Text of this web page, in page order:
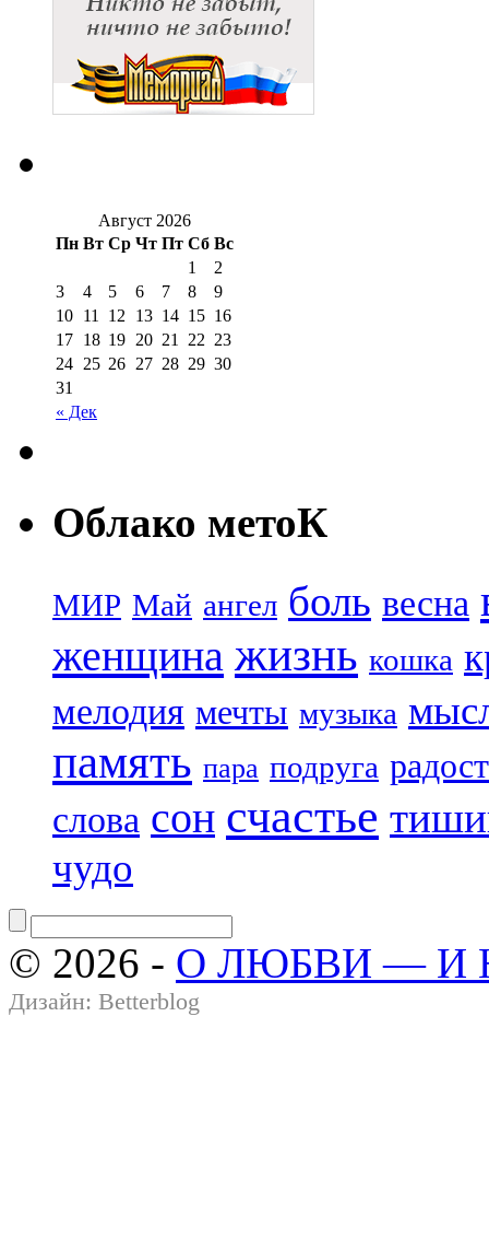
Август 2026
Пн Вт Ср Чт Пт Сб Вс
« Дек
1
2
3
4 5 6 7 8
9
10 11 12 13 14 15 16
17 18 19 20 21 22 23
24 25 26 27 28 29 30
31
Облако метоК
МИР Май ангел боль весна
женщина жизнь кошка
мелодия мечты музыка
память пара подруга
слова сон счастье
чудо
© 2026 - О ЛЮБВИ — И
Дизайн: Betterblog